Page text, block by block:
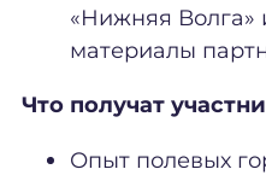
«Нижняя Волга»
материалы
Что получат
Опыт полевых